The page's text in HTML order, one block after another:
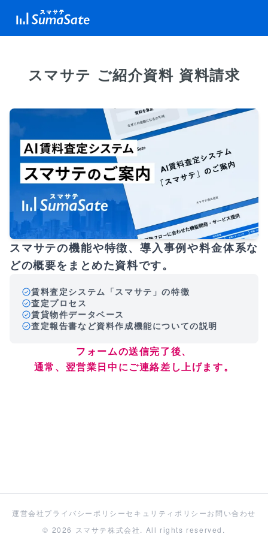
スマサテ ご紹介資料 資料請求
スマサテの機能や特徴、導入事例や料金体系な
どの概要をまとめた資料です。
賃料査定システム「スマサテ」の特徴
査定プロセス
賃貸物件データベース
査定報告書など資料作成機能についての説明
フォームの送信完了後、
通常、翌営業日中にご連絡差し上げます。
運営会社プライバシーポリシーセキュリティポリシーお問い合わせ
© 2026 スマサテ株式会社. All rights reserved.